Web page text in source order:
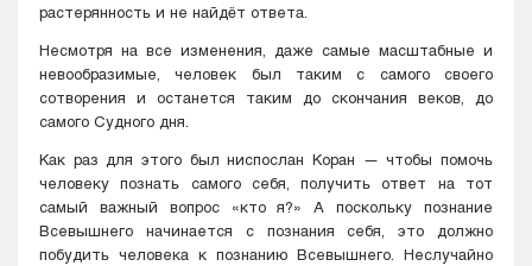
растерянность и не найдёт ответа.
Несмотря на все изменения, даже самые масштабные и
невообразимые, человек был таким с самого своего
сотворения и останется таким до скончания веков, до
самого Судного дня.
Как раз для этого был ниспослан Коран — чтобы помочь
человеку познать самого себя, получить ответ на тот
самый важный вопрос «кто я?» А поскольку познание
Всевышнего начинается с познания себя, это должно
побудить человека к познанию Всевышнего. Неслучайно